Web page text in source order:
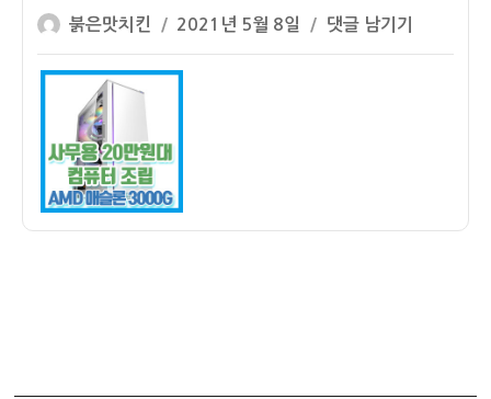
글
쓴
이
붉은맛치킨
작
성
일
2021년 5월 8일
20
만
댓글 남기기